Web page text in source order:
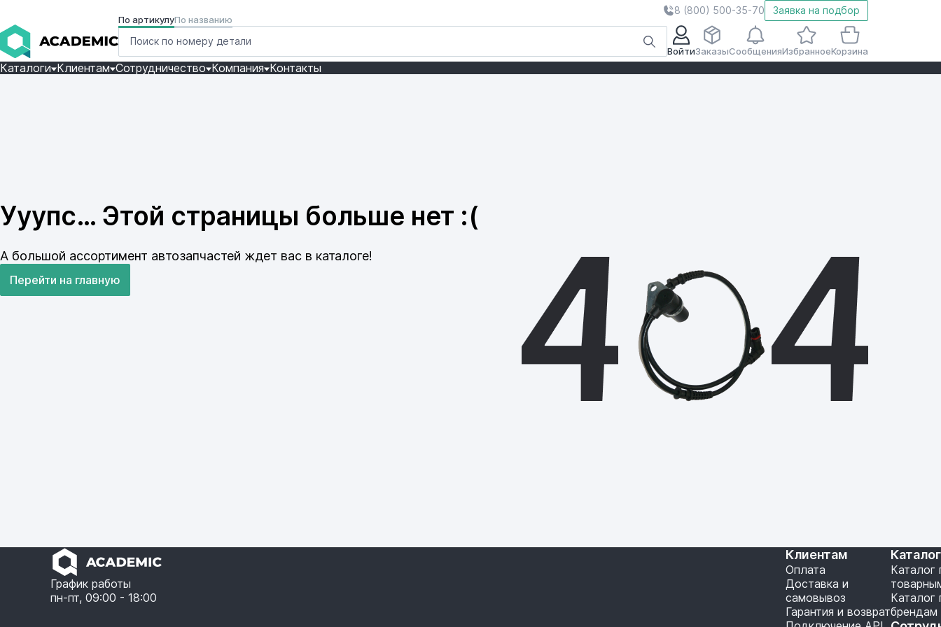
8 (800) 500-35-70 Заявка на подбор
По артикулуПо названию
ВойтиЗаказыСообщенияИзбранноеКорзина
Каталоги Клиентам Сотрудничество Компания Контакты
Ууупс… Этой страницы больше нет :(
А большой ассортимент автозапчастей ждет вас в каталоге!
Перейти на главную
График работы
пн-пт, 09:00 - 18:00
Клиентам
Оплата
Доставка и
самовывоз
Гарантия и возврат
Каталог
Каталог
брендам